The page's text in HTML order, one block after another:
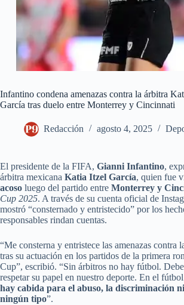
Infantino condena amenazas contra la árbitra
García tras duelo entre Monterrey y Cincinnati
Redacción agosto 4, 2025
El presidente de la FIFA, Gianni Infantino,
árbitra mexicana Katia Itzel García, quien fue
acoso luego del partido entre Monterrey y
Cup 2025. A través de su cuenta oficial de
mostró “consternado y entristecido” por los
responsables rindan cuentas.
“Me consterna y entristece las amenazas contra
tras su actuación en los partidos de la primera
Cup”, escribió. “Sin árbitros no hay fútbol.
respetar su papel en nuestro deporte. En el
hay cabida para el abuso, la discriminación
ningún tipo”.